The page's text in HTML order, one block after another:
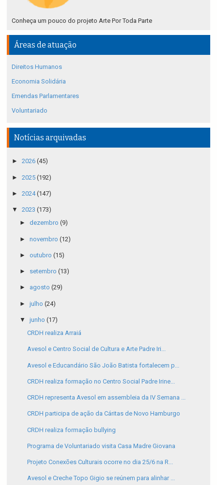
Conheça um pouco do projeto Arte Por Toda Parte
Áreas de atuação
Direitos Humanos
Economia Solidária
Emendas Parlamentares
Voluntariado
Notícias arquivadas
► 2026 (45)
► 2025 (192)
► 2024(147)
▼ 2023 (173)
► dezembro (9)
► novembro (12)
► outubro (15)
► setembro (13)
► agosto (29)
► julho (24)
▼ junho (17)
CRDH realiza Arraiá
Avesol e Centro Social de Cultura e Arte Padre Iri...
Avesol e Educandário São João Batista fortalecem p...
CRDH realiza formação no Centro Social Padre Irine...
CRDH representa Avesol em assembleia da IV Semana ...
CRDH participa de ação da Cáritas de Novo Hamburgo
CRDH realiza formação bullying
Programa de Voluntariado visita Casa Madre Giovana
Projeto Conexões Culturais ocorre no dia 25/6 na R...
Avesol e Creche Topo Gigio se reúnem para alinhar ...